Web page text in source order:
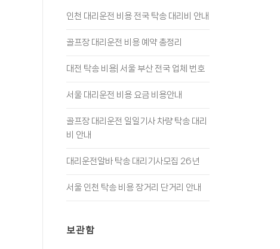
인천 대리운전 비용 전국 탁송 대리비 안내
골프장 대리운전 비용 예약 총정리
대전 탁송 비용| 서울 부산 전국 업체 번호
서울 대리운전 비용 요금 비용안내
골프장 대리운전 일일기사 차량 탁송 대리
비 안내
대리운전알바 탁송 대리기사모집 26년
서울 인천 탁송 비용 장거리 단거리 안내
보관함